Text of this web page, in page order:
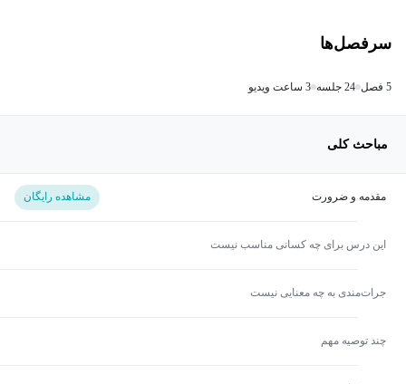
سرفصل‌ها
5 فصل 24 جلسه 3 ساعت ویدیو
مباحث کلی
مقدمه و ضرورت مشاهده رایگان
این درس برای چه کسانی مناسب نیست
جرات‌مندی به چه معنایی نیست
چند توصیه مهم